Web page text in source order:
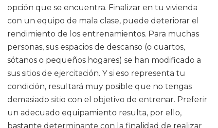
opción que se encuentra. Finalizar en tu vivienda
con un equipo de mala clase, puede deteriorar el
rendimiento de los entrenamientos. Para muchas
personas, sus espacios de descanso (o cuartos,
sótanos o pequeños hogares) se han modificado a
sus sitios de ejercitación. Y si eso representa tu
condición, resultará muy posible que no tengas
demasiado sitio con el objetivo de entrenar. Preferir
un adecuado equipamiento resulta, por ello,
bastante determinante con la finalidad de realizar